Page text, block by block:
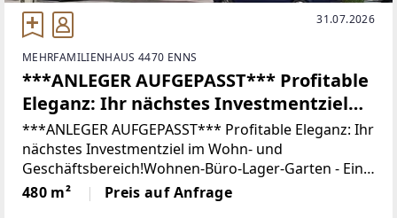
31.07.2026
MEHRFAMILIENHAUS 4470 ENNS
***ANLEGER AUFGEPASST*** Profitable
Eleganz: Ihr nächstes Investmentziel
im Wohn- und Geschäftsbereich!
***ANLEGER AUFGEPASST*** Profitable Eleganz: Ihr
nächstes Investmentziel im Wohn- und
Geschäftsbereich!Wohnen-Büro-Lager-Garten - Ein
vielseitiges Wohn- und Geschäftshaus in
Enns!Willkommen in Enns, einem Ort, der nicht nur
480 m² Preis auf Anfrage